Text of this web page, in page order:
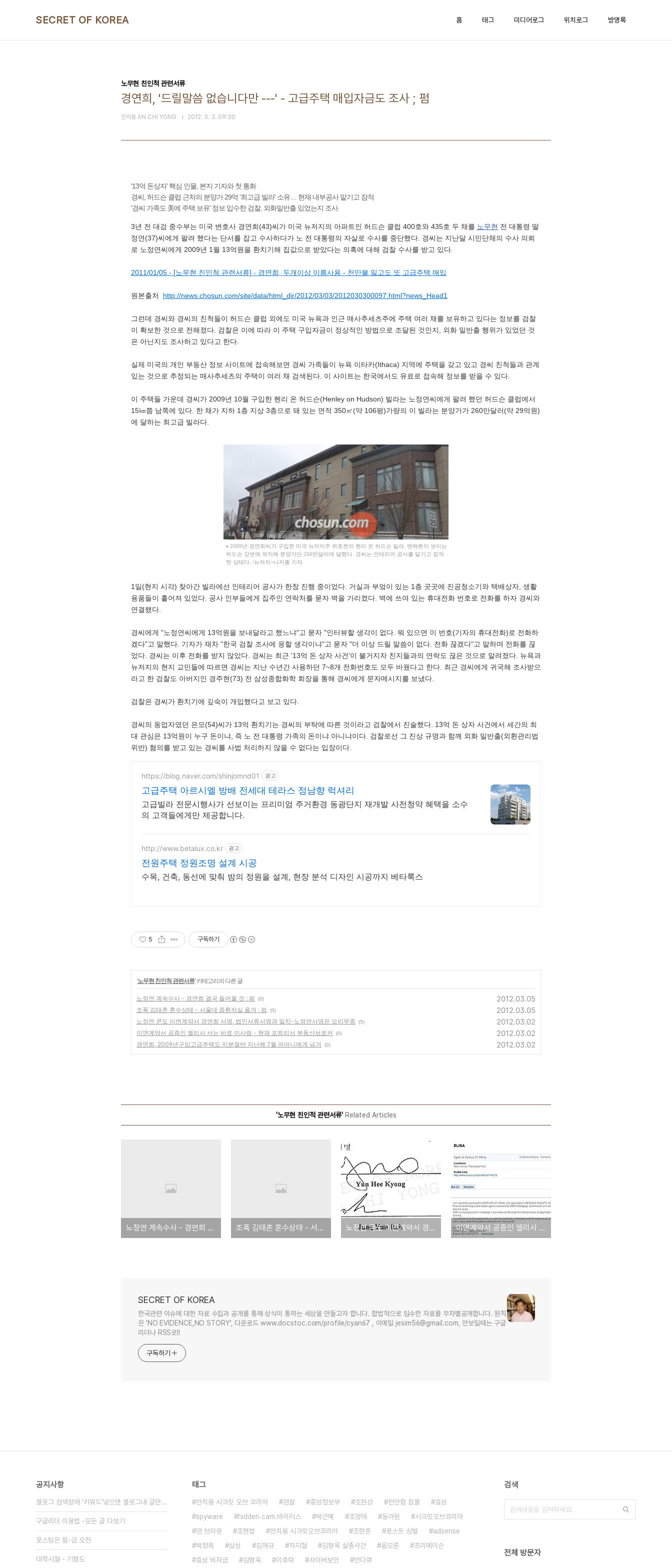
SECRET OF KOREA 홈 태그 미디어로그 위치로그 방명록
노무현 친인척 관련서류
경연희, '드릴말씀 없습니다만 ---' - 고급주택 매입자금도 조사 ; 펌
안치용 AN CHI YONG 2012. 3. 3. 09:30
'13억 돈상자' 핵심 인물, 본지 기자와 첫 통화
경씨, 허드슨 클럽 근처의 분양가 29억 '최고급 빌라' 소유… 현재 내부공사 맡기고 잠적
'경씨 가족도 美에 주택 보유' 정보 입수한 검찰, 외화밀반출 있었는지 조사
3년 전 대검 중수부는 미국 변호사 경연희(43)씨가 미국 뉴저지의 아파트인 허드슨 클럽 400호와 435호 두 채를 노무현 전 대통령 딸
정연(37)씨에게 팔려 했다는 단서를 잡고 수사하다가 노 전 대통령의 자살로 수사를 중단했다. 경씨는 지난달 시민단체의 수사 의뢰
로 노정연씨에게 2009년 1월 13억원을 환치기해 집값으로 받았다는 의혹에 대해 검찰 수사를 받고 있다.
2011/01/05 - [노무현 친인척 관련서류] - 경연희, 두개이상 이름사용 - 천만불 잃고도 또 고급주택 매입
원본출처 http://news.chosun.com/site/data/html_dir/2012/03/03/2012030300097.html?news_Head1
그런데 경씨와 경씨의 친척들이 허드슨 클럽 외에도 미국 뉴욕과 인근 매사추세츠주에 주택 여러 채를 보유하고 있다는 정보를 검찰
이 확보한 것으로 전해졌다. 검찰은 이에 따라 이 주택 구입자금이 정상적인 방법으로 조달된 것인지, 외화 밀반출 행위가 있었던 것
은 아닌지도 조사하고 있다고 한다.
실제 미국의 개인 부동산 정보 사이트에 접속해보면 경씨 가족들이 뉴욕 이타카(Ithaca) 지역에 주택을 갖고 있고 경씨 친척들과 관계
있는 것으로 추정되는 매사추세츠의 주택이 여러 채 검색된다. 이 사이트는 한국에서도 유료로 접속해 정보를 받을 수 있다.
이 주택들 가운데 경씨가 2009년 10월 구입한 헨리 온 허드슨(Henley on Hudson) 빌라는 노정연씨에게 팔려 했던 허드슨 클럽에서
15㎞쯤 남쪽에 있다. 한 채가 지하 1층 지상 3층으로 돼 있는 면적 350㎡(약 106평)가량의 이 빌라는 분양가가 260만달러(약 29억원)
에 달하는 최고급 빌라다.
2009년 경연희씨가 구입한 미국 뉴저지주 위호켄의 헨리 온 허드슨 빌라. 맨해튼이 보이는
허드슨 강변에 위치해 분양가만 260만달러에 달했다. 경씨는 인테리어 공사를 맡기고 잠적
한 상태다. /뉴저지=나지홍 기자
1일(현지 시각) 찾아간 빌라에선 인테리어 공사가 한창 진행 중이었다. 거실과 부엌이 있는 1층 곳곳에 진공청소기와 택배상자, 생활
용품들이 흩어져 있었다. 공사 인부들에게 집주인 연락처를 묻자 벽을 가리켰다. 벽에 쓰여 있는 휴대전화 번호로 전화를 하자 경씨와
연결됐다.
경씨에게 "노정연씨에게 13억원을 보내달라고 했느냐"고 묻자 "인터뷰할 생각이 없다. 뭐 있으면 이 번호(기자의 휴대전화)로 전화하
겠다"고 말했다. 기자가 재차 "한국 검찰 조사에 응할 생각이냐"고 묻자 "더 이상 드릴 말씀이 없다. 전화 끊겠다"고 말하며 전화를 끊
었다. 경씨는 이후 전화를 받지 않았다. 경씨는 최근 '13억 돈 상자 사건'이 불거지자 친지들과의 연락도 끊은 것으로 알려졌다. 뉴욕과
뉴저지의 현지 교민들에 따르면 경씨는 지난 수년간 사용하던 7~8개 전화번호도 모두 바꿨다고 한다. 최근 경씨에게 귀국해 조사받으
라고 한 검찰도 아버지인 경주현(73) 전 삼성종합화학 회장을 통해 경씨에게 문자메시지를 보냈다.
검찰은 경씨가 환치기에 깊숙이 개입했다고 보고 있다.
경씨의 동업자였던 은모(54)씨가 13억 환치기는 경씨의 부탁에 따른 것이라고 검찰에서 진술했다. 13억 돈 상자 사건에서 세간의 최
대 관심은 13억원이 누구 돈이냐, 즉 노 전 대통령 가족의 돈이냐 아니냐이다. 검찰로선 그 진상 규명과 함께 외화 밀반출(외환관리법
위반) 혐의를 받고 있는 경씨를 사법 처리하지 않을 수 없다는 입장이다.
https://blog.naver.com/shinjomnd01 광고
고급주택 아르시엘 방배 전세대 테라스 정남향 럭셔리
고급빌라 전문시행사가 선보이는 프리미엄 주거환경 동광단지 재개발 사전청약 혜택을 소수
의 고객들에게만 제공합니다.
http://www.betalux.co.kr 광고
전원주택 정원조명 설계 시공
수목, 건축, 동선에 맞춰 밤의 정원을 설계, 현장 분석 디자인 시공까지 베타룩스
5 구독하기
'노무현 친인척 관련서류' 카테고리의 다른 글
노정연 계속수사 - 경연희 결국 들어올 것 : 펌 (0) 2012.03.05
조폭 김태촌 혼수상태 - 서울대 중환자실 옮겨 : 펌 (0) 2012.03.05
노정연 콘도 이면계약서 경연희 서명, 법인서류서명과 일치-노정연서명은 오리무중 (5) 2012.03.02
이면계약서 공증인 엘리사 서는 바로 이사람 - 현재 포트리서 부동산브로커 (0) 2012.03.02
경연희, 2009년구입고급주택도 지분절반 지난해 7월 어머니에게 넘겨 (0) 2012.03.02
'노무현 친인척 관련서류'Related Articles
노정연 계속수사 - 경연희 결국 들어올 것 : 펌 조폭 김태촌 혼수상태 - 서울대 중환자실 옮겨 : 펌 노정연 콘도 이면계약서 경연희 서명, 법인서류서명과 일치-노정연서명은 오리무중 이면계약서 공증인 엘리사 서는 바로 이사람 - 현재 포트리서 부동산브로커
SECRET OF KOREA
한국관련 이슈에 대한 자료 수집과 공개를 통해 상식이 통하는 세상을 만들고자 합니다. 합법적으로 입수한 자료를 무차별공개합니다. 원칙
은 'NO EVIDENCE,NO STORY', 다운로드 www.docstoc.com/profile/cyan67 , 이메일 jesim56@gmail.com, 안보일때는 구글
리더나 RSS로!!
구독하기
공지사항
블로그 검색창에 '키워드'넣으면 블로그내 글만 검색
구글리더 이용법 -모든 글 다보기
포스팅은 월-금 오전
대학시절 - 기형도
태그
안치용 시크릿 오브 코리아 검찰 중앙정보부 조현상 천안함 침몰
효성
spyware
hidden cam.바이러스 박근혜 조양래 동아원
시크릿오브코리아
댄 브라운
조현범 안치용 시크릿오브코리아 조현준 로스트 심벌
adsense
박정희
삼성 김재규 차지철 김형욱 실종사건 음모론
프리메이슨
효성 비자금
김형욱 이후락 사이버보안 안다큐
검색
전체 방문자